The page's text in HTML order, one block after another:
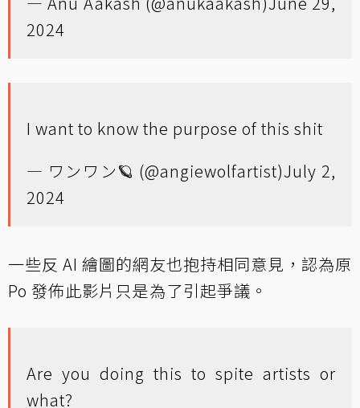
2024
I want to know the purpose of this shit
— ワンワン🪐 (@angiewolfartist)July 2,
2024
一些反 AI 繪圖的網友也抱持相同意見，認為原
Po 發佈此影片只是為了引起爭議。
Are you doing this to spite artists or
what?